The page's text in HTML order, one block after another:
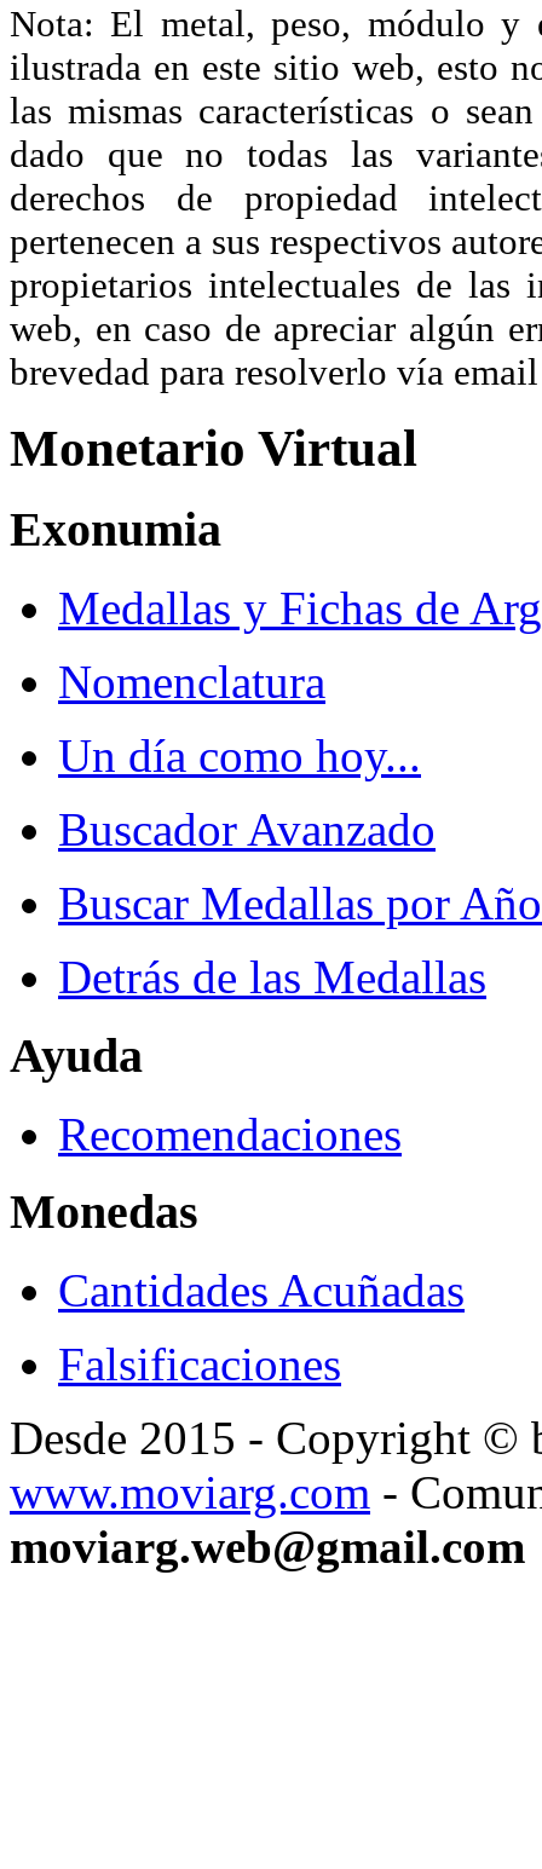
Nota: El metal, peso, módulo y
ilustrada en este sitio web, esto
las mismas características o
dado que no todas las
derechos de propiedad
pertenecen a sus respectivos
propietarios intelectuales de las
web, en caso de apreciar algún
brevedad para resolverlo vía
Monetario Virtual
Exonumia
Medallas y Fichas de
Nomenclatura
Un día como hoy...
Buscador Avanzado
Buscar Medallas por Año
Detrás de las Medallas
Ayuda
Recomendaciones
Monedas
Cantidades Acuñadas
Falsificaciones
Desde 2015 - Copyright ©
www.moviarg.com -
moviarg.web@gmail.com